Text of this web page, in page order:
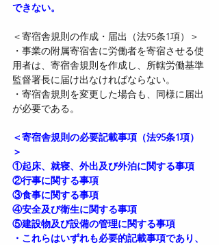
できない。
＜寄宿舎規則の作成・届出（法95条1項）＞
・事業の附属寄宿舎に労働者を寄宿させる使
用者は、寄宿舎規則を作成し、所轄労働基準
監督署長に届け出なければならない。
・寄宿舎規則を変更した場合も、同様に届出
が必要である。
＜寄宿舎規則の必要記載事項（法95条1項）
＞
①起床、就寝、外出及び外泊に関する事項
②行事に関する事項
③食事に関する事項
④安全及び衛生に関する事項
⑤建設物及び設備の管理に関する事項
・これらはいずれも必要的記載事項であり、